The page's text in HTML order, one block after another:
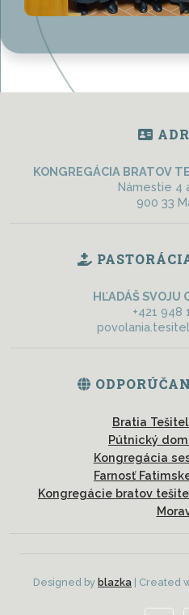
KONGREGÁCIA BRATOV
Námestie 4
900 33
HĽADÁŠ SVOJU
+421 948
Bratia
Pútnický
Kongregácia
Farnosť
Kongregácie bratov
Designed by blazka | Created